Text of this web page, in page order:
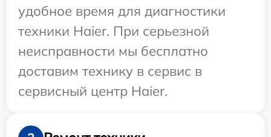
удобное время для диагностики
техники Haier. При серьезной
неисправности мы бесплатно
доставим технику в сервис в
сервисный центр Haier.